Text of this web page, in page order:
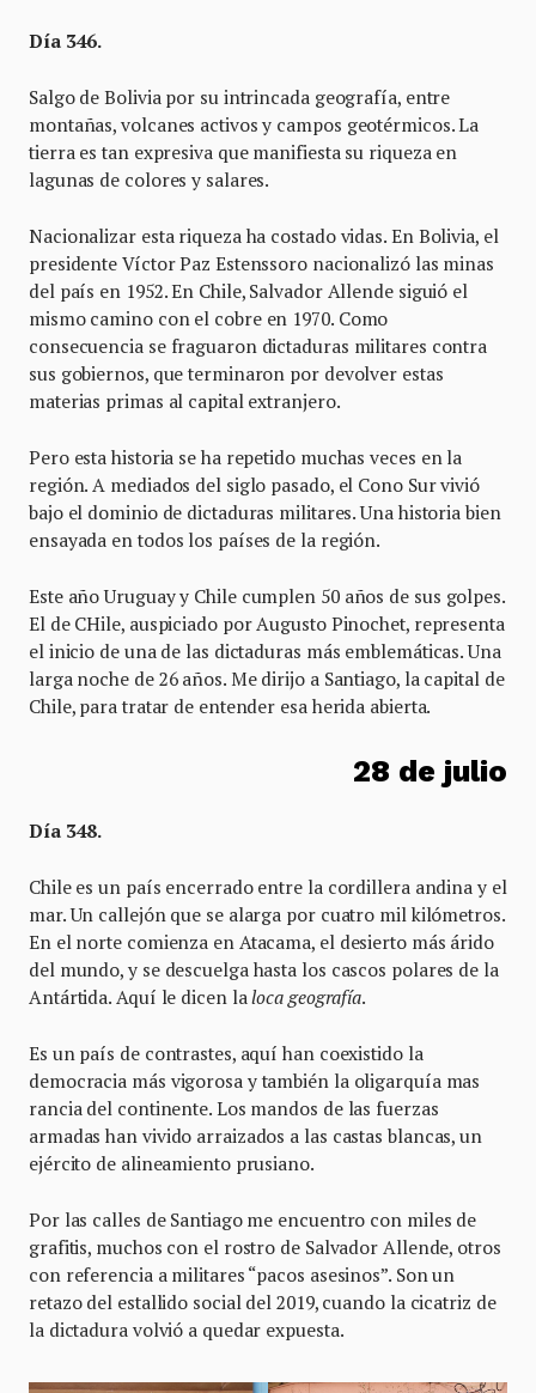
Día 346.
Salgo de Bolivia por su intrincada geografía, entre
montañas, volcanes activos y campos geotérmicos. La
tierra es tan expresiva que manifiesta su riqueza en
lagunas de colores y salares.
Nacionalizar esta riqueza ha costado vidas. En Bolivia, el
presidente Víctor Paz Estenssoro nacionalizó las minas
del país en 1952. En Chile, Salvador Allende siguió el
mismo camino con el cobre en 1970. Como
consecuencia se fraguaron dictaduras militares contra
sus gobiernos, que terminaron por devolver estas
materias primas al capital extranjero.
Pero esta historia se ha repetido muchas veces en la
región. A mediados del siglo pasado, el Cono Sur vivió
bajo el dominio de dictaduras militares. Una historia bien
ensayada en todos los países de la región.
Este año Uruguay y Chile cumplen 50 años de sus golpes.
El de CHile, auspiciado por Augusto Pinochet, representa
el inicio de una de las dictaduras más emblemáticas. Una
larga noche de 26 años. Me dirijo a Santiago, la capital de
Chile, para tratar de entender esa herida abierta.
28 de julio
Día 348.
Chile es un país encerrado entre la cordillera andina y el
mar. Un callejón que se alarga por cuatro mil kilómetros.
En el norte comienza en Atacama, el desierto más árido
del mundo, y se descuelga hasta los cascos polares de la
Antártida. Aquí le dicen laloca geografía.
Es un país de contrastes, aquí han coexistido la
democracia más vigorosa y también la oligarquía mas
rancia del continente. Los mandos de las fuerzas
armadas han vivido arraizados a las castas blancas, un
ejército de alineamiento prusiano.
Por las calles de Santiago me encuentro con miles de
grafitis, muchos con el rostro de Salvador Allende, otros
con referencia a militares “pacos asesinos”. Son un
retazo del estallido social del 2019, cuando la cicatriz de
la dictadura volvió a quedar expuesta.